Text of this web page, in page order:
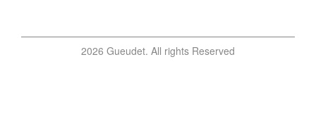
2026 Gueudet. All rights Reserved